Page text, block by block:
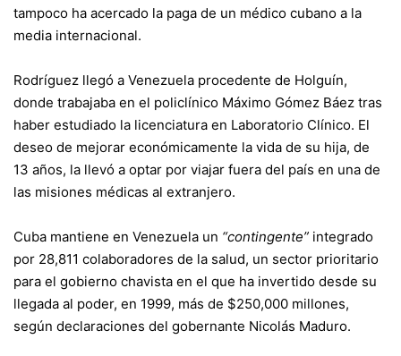
tampoco ha acercado la paga de un médico cubano a la
media internacional.
Rodríguez llegó a Venezuela procedente de Holguín,
donde trabajaba en el policlínico Máximo Gómez Báez tras
haber estudiado la licenciatura en Laboratorio Clínico. El
deseo de mejorar económicamente la vida de su hija, de
13 años, la llevó a optar por viajar fuera del país en una de
las misiones médicas al extranjero.
Cuba mantiene en Venezuela un “contingente” integrado
por 28,811 colaboradores de la salud, un sector prioritario
para el gobierno chavista en el que ha invertido desde su
llegada al poder, en 1999, más de $250,000 millones,
según declaraciones del gobernante Nicolás Maduro.